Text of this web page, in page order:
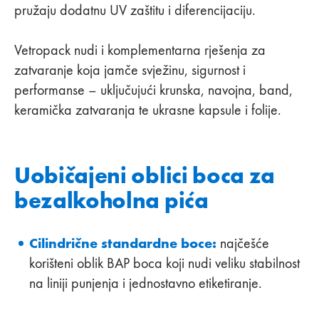
pružaju dodatnu UV zaštitu i diferencijaciju.
Vetropack nudi i komplementarna rješenja za
zatvaranje koja jamče svježinu, sigurnost i
performanse – uključujući krunska, navojna, band,
keramička zatvaranja te ukrasne kapsule i folije.
Uobičajeni oblici boca za
bezalkoholna pića
Cilindrične standardne boce: najčešće
korišteni oblik BAP boca koji nudi veliku stabilnost
na liniji punjenja i jednostavno etiketiranje.